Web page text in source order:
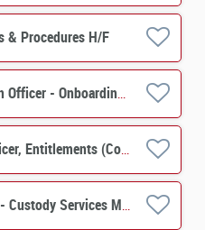
& Procedures H/F
CDD - Business Coordination Officer - Onboarding Securities Financing H/F
Senior Client Operations Officer, Entitlements (Corporate Actions) - Custody Services M/F
Manager, Corporate Actions - Custody Services M/F